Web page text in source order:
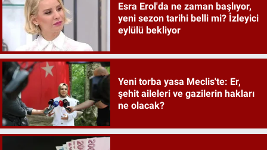
Esra Erol'da ne zaman başlıyor,
yeni sezon tarihi belli mi? İzleyici
eylülü bekliyor
Yeni torba yasa Meclis'te: Er,
şehit aileleri ve gazilerin hakları
ne olacak?